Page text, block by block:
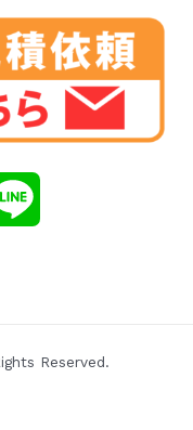
e
Reserved.